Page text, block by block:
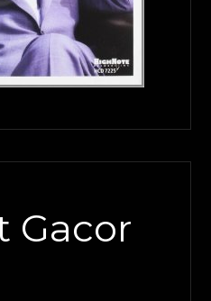
Gacor